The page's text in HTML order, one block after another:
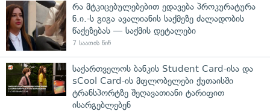
რა მტკიცებულებებით ედავება პროკურატურა
ნ.ი.-ს გიგა ავალიანის საქმეზე ძალადობის
წაქეზებას — საქმის დეტალები
7 საათის წინ
საქართველოს ბანკის Student Card-ისა და
sCool Card-ის მფლობელები ქუთაისში
ტრანსპორტზე შეღავათიანი ტარიფით
ისარგებლებენ